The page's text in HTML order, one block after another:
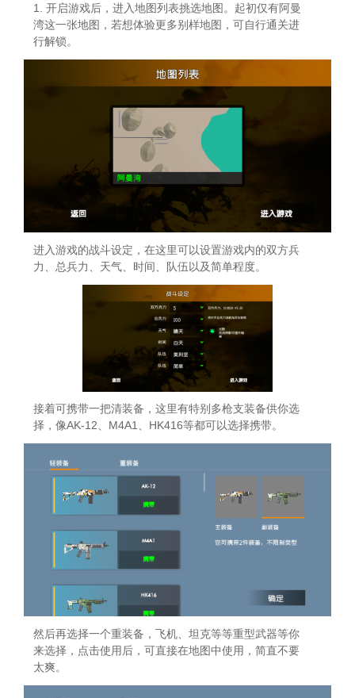
1. 开启游戏后，进入地图列表挑选地图。起初仅有阿曼
湾这一张地图，若想体验更多别样地图，可自行通关进
行解锁。
进入游戏的战斗设定，在这里可以设置游戏内的双方兵
力、总兵力、天气、时间、队伍以及简单程度。
接着可携带一把清装备，这里有特别多枪支装备供你选
择，像AK-12、M4A1、HK416等都可以选择携带。
然后再选择一个重装备，飞机、坦克等等重型武器等你
来选择，点击使用后，可直接在地图中使用，简直不要
太爽。